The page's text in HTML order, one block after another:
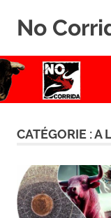
No
de
la
corrida
CATÉGORIE :A